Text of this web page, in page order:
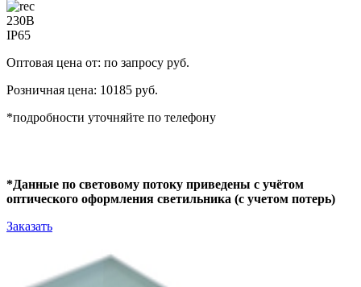
230В
IP65
Оптовая цена от: по запросу руб.
Розничная цена: 10185 руб.
*подробности уточняйте по телефону
*Данные по световому потоку приведены с учётом
оптического оформления светильника (с учетом потерь)
Заказать